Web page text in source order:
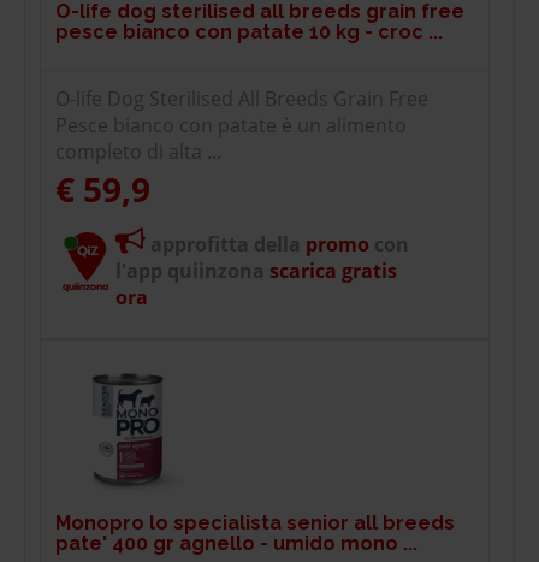
O-life dog sterilised all breeds grain free
pesce bianco con patate 10 kg - croc ...
O-life Dog Sterilised All Breeds Grain Free
Pesce bianco con patate è un alimento
completo di alta ...
€ 59,9
approfitta della promo con
l'app quiinzona scarica gratis
ora
Monopro lo specialista senior all breeds
pate' 400 gr agnello - umido mono ...